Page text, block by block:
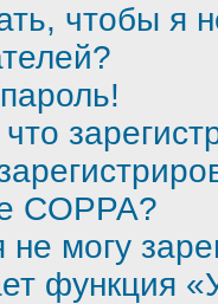
чтобы я
COPPA?
могу
функция